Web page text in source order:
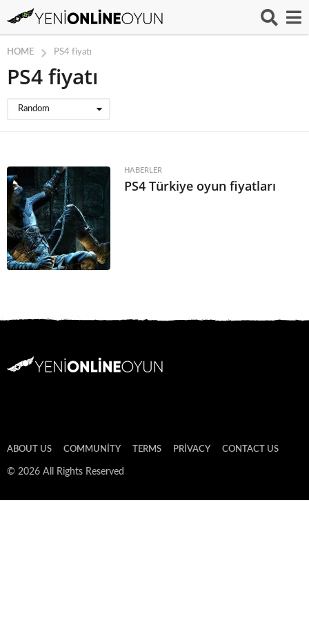
HOME PS4 fiyatı
PS4 fiyatı
Random
HABERLER
PS4 Türkiye oyun fiyatları
ABOUT US COMMUNITY TERMS PRIVACY CONTACT US
© 2026 All Rights Reserved